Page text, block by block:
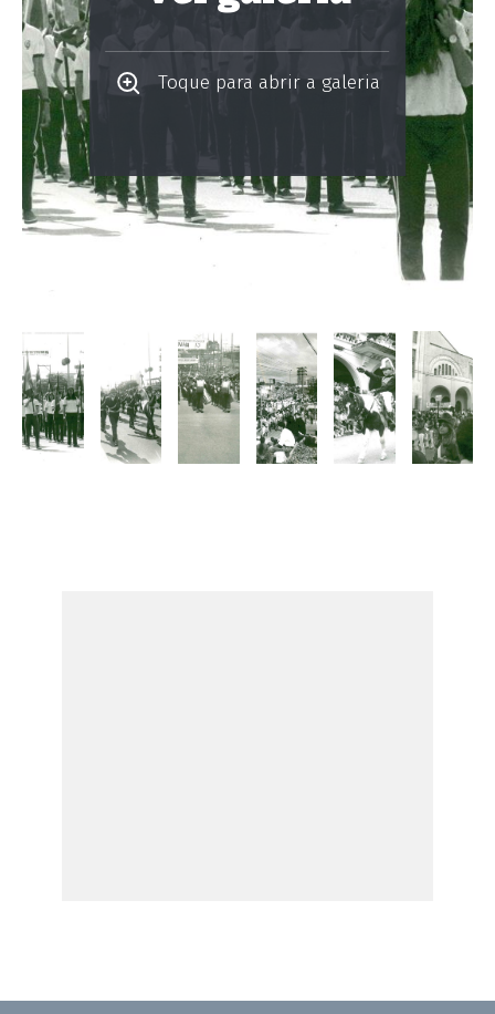
Toque para abrir a galeria